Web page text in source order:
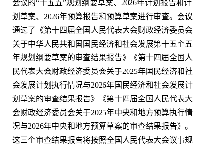
会议的“十五五”规划纲要草案、2026年计划报告和计
划草案、2026年预算报告和预算草案进行审查。会议
通过了《第十四届全国人民代表大会财政经济委员会
关于中华人民共和国国民经济和社会发展第十五个五
年规划纲要草案的审查结果报告》《第十四届全国人
民代表大会财政经济委员会关于2025年国民经济和社
会发展计划执行情况与2026年国民经济和社会发展计
划草案的审查结果报告》《第十四届全国人民代表大
会财政经济委员会关于2025年中央和地方预算执行情
况与2026年中央和地方预算草案的审查结果报告》。
这三个审查结果报告将按照全国人民代表大会议事规